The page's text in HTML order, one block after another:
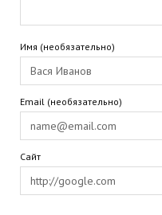
Имя (необязательно)
Email (необязательно)
Сайт